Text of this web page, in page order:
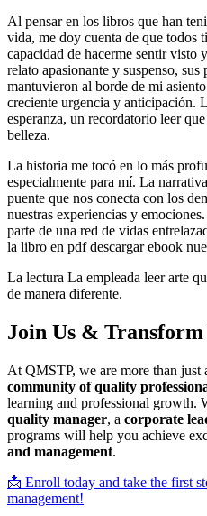
Al pensar en los libros que han
vida, me doy cuenta de que todos
capacidad de hacerme sentir visto
relato apasionante y suspenso,
mantuvieron al borde de mi
creciente urgencia y anticipación.
esperanza, un recordatorio leer
belleza.
La historia me tocó en lo más
especialmente para mí. La
puente que nos conecta con los
nuestras experiencias y
parte de una red de vidas
la libro en pdf descargar ebook
La lectura La empleada leer arte
de manera diferente.
Join Us &
At QMSTP, we are more than
community of quality
learning and professional growth.
quality manager, a corporate
programs will help you achieve
and management.
📩 Enroll today and take the first
management!